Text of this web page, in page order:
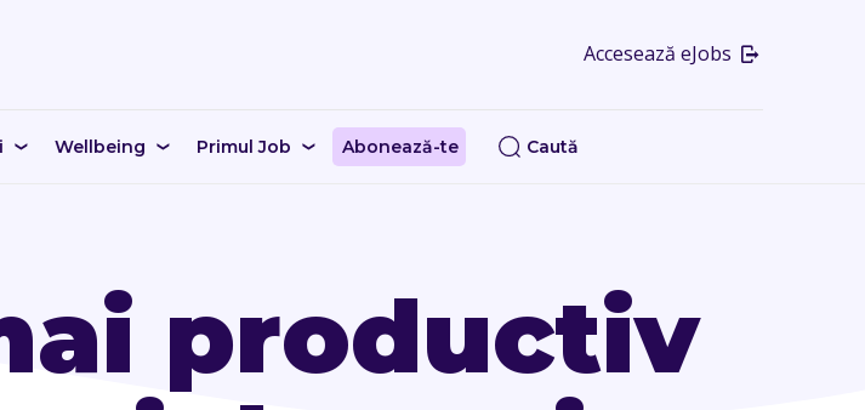
Accesează eJobs
Wellbeing Primul Job Abonează-te Caută
productiv